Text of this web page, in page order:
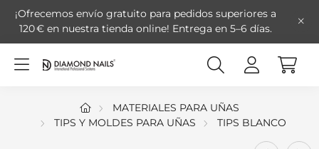
¡Ofrecemos envío gratuito para pedidos superiores a
120 € en nuestra tienda online! Entrega en 5–6 días.
MATERIALES PARA UÑAS
TIPS Y MOLDES PARA UÑAS
TIPS BLANCO